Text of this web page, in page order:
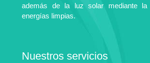
además de la luz solar mediante la
energías limpias.
Nuestros servicios